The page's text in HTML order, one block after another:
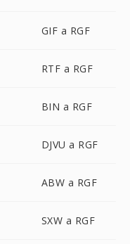
GIF a RGF
RTF a RGF
BIN a RGF
DJVU a RGF
ABW a RGF
SXW a RGF